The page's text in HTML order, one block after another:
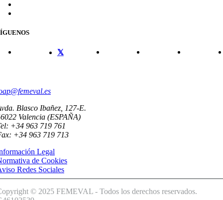
Blasco Ibañez, 127-E.
Valencia (ESPAÑA)
+34 963 719 761
+34 963 719 713
Legal
de Cookies
Redes Sociales
© 2025 FEMEVAL - Todos los derechos reservados.